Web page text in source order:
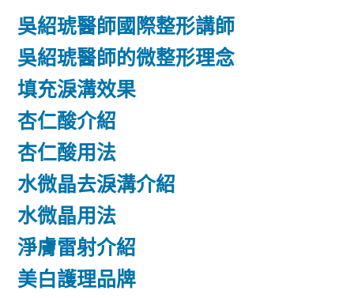
吳紹琥醫師國際整形講師
吳紹琥醫師的微整形理念
填充淚溝效果
杏仁酸介紹
杏仁酸用法
水微晶去淚溝介紹
水微晶用法
淨膚雷射介紹
美白護理品牌